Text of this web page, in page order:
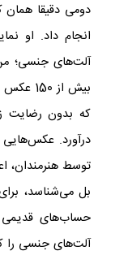
دومی دقیقا همان
انجام داد. او
آلت‌های جنسی؛ من
بیش
که بدون رضایت
درآورد. عکس‌هایی
توسط هنرمندان،
بل می‌شناسد،
حساب‌های قدیمی
آلت‌های جنسی را